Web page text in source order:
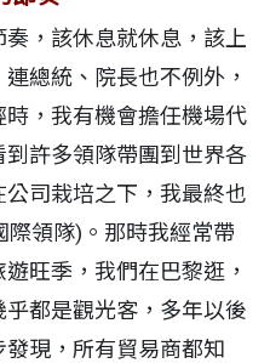
，該休息就休息，該上
總統、院長也不例外，
，我有機會擔任機場代
許多領隊帶團到世界各
司栽培之下，我最終也
領隊)。那時我經常帶
旺季，我們在巴黎逛，
都是觀光客，多年以後
現，所有貿易商都知